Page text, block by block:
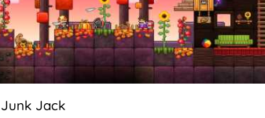
Junk Jack